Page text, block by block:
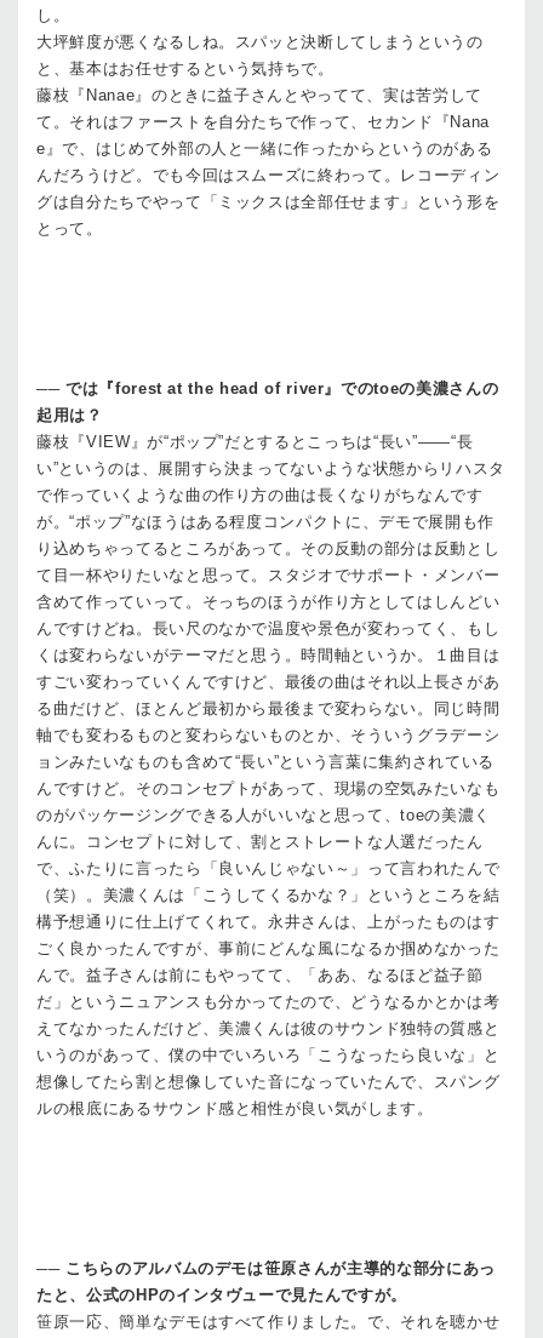
し。
大坪鮮度が悪くなるしね。スパッと決断してしまうというの
と、基本はお任せするという気持ちで。
藤枝 『Nanae』のときに益子さんとやってて、実は苦労して
て。それはファーストを自分たちで作って、セカンド『Nana
e』で、はじめて外部の人と一緒に作ったからというのがある
んだろうけど。でも今回はスムーズに終わって。レコーディン
グは自分たちでやって「ミックスは全部任せます」という形を
とって。
── では『forest at the head of river』でのtoeの美濃さんの
起用は？
藤枝 『VIEW』が“ポップ”だとするとこっちは“長い”——“長
い”というのは、展開すら決まってないような状態からリハスタ
で作っていくような曲の作り方の曲は長くなりがちなんです
が。“ポップ”なほうはある程度コンパクトに、デモで展開も作
り込めちゃってるところがあって。その反動の部分は反動とし
て目一杯やりたいなと思って。スタジオでサポート・メンバー
含めて作っていって。そっちのほうが作り方としてはしんどい
んですけどね。長い尺のなかで温度や景色が変わってく、もし
くは変わらないがテーマだと思う。時間軸というか。１曲目は
すごい変わっていくんですけど、最後の曲はそれ以上長さがあ
る曲だけど、ほとんど最初から最後まで変わらない。同じ時間
軸でも変わるものと変わらないものとか、そういうグラデーシ
ョンみたいなものも含めて“長い”という言葉に集約されている
んですけど。そのコンセプトがあって、現場の空気みたいなも
のがパッケージングできる人がいいなと思って、toeの美濃く
んに。コンセプトに対して、割とストレートな人選だったん
で、ふたりに言ったら「良いんじゃない～」って言われたんで
（笑）。美濃くんは「こうしてくるかな？」というところを結
構予想通りに仕上げてくれて。永井さんは、上がったものはす
ごく良かったんですが、事前にどんな風になるか掴めなかった
んで。益子さんは前にもやってて、「ああ、なるほど益子節
だ」というニュアンスも分かってたので、どうなるかとかは考
えてなかったんだけど、美濃くんは彼のサウンド独特の質感と
いうのがあって、僕の中でいろいろ「こうなったら良いな」と
想像してたら割と想像していた音になっていたんで、スパング
ルの根底にあるサウンド感と相性が良い気がします。
── こちらのアルバムのデモは笹原さんが主導的な部分にあっ
たと、公式のHPのインタヴューで見たんですが。
笹原一応、簡単なデモはすべて作りました。で、それを聴かせ